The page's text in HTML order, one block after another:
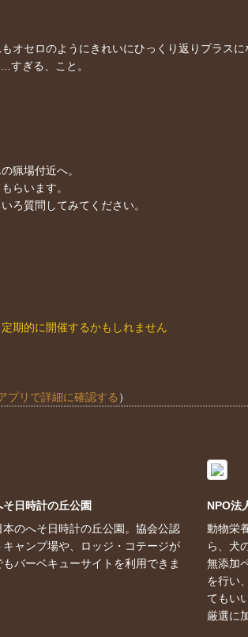
オセロのようにきれいにひっくり返りプラス
すぎる、こと。
猟場付近へ。
らいます。
ろ質問してみてください。
期的に開催するかもしれません
プリで詳細に確認する ）
日時計の丘公園
のへそ日時計の丘公園。協会公認
ャンプ場や、ロッジ・コテージが
バーベキューサイトを利用できま
NPO法
動物栄
ら、犬
無添加
を行い
てもい
厳選に